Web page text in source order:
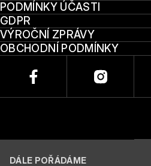
PODMÍNKY ÚČASTI
GDPR
VÝROČNÍ ZPRÁVY
OBCHODNÍ PODMÍNKY
DÁLE POŘÁDÁME